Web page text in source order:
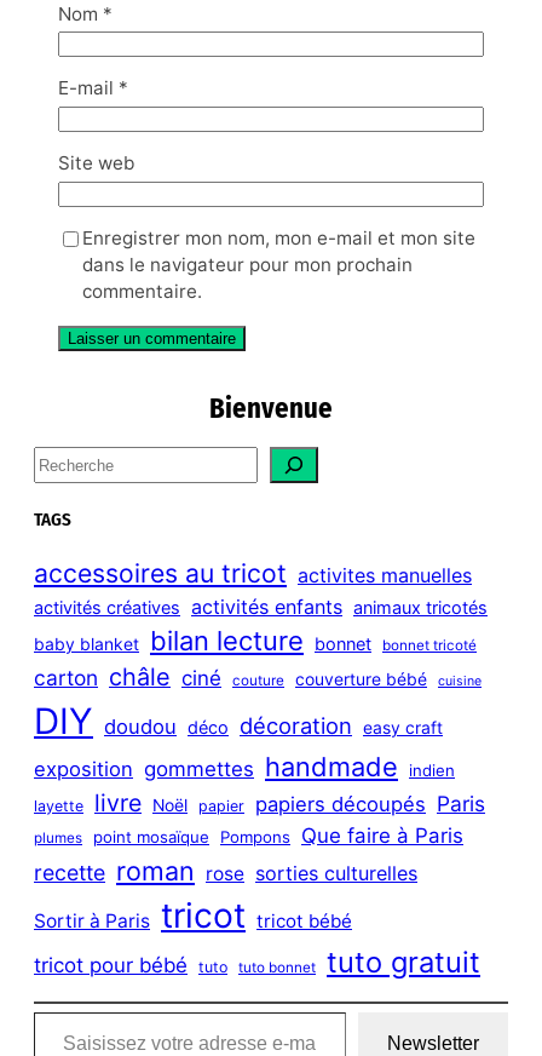
Nom *
E-mail *
Site web
Enregistrer mon nom, mon e-mail et mon site
dans le navigateur pour mon prochain
commentaire.
Bienvenue
S
e
a
c
h
TAGS
accessoires au tricot activites manuelles
activités créatives activités enfants animaux tricotés
baby blanket bilan lecture bonnet bonnet tricoté
carton châle ciné couture couverture bébé cuisine
DIY doudou déco décoration easy craft
exposition gommettes handmade indien
layette livre Noël papier papiers découpés Paris
plumes point mosaïque Pompons Que faire à Paris
recette roman rose sorties culturelles
Sortir à Paris tricot tricot bébé
tricot pour bébé tuto tuto bonnet tuto gratuit
Saisissez votre adresse e-mail…
Newsletter